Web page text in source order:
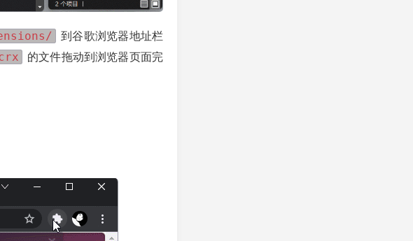
到谷歌浏览器地址栏
的文件拖动到浏览器页面完